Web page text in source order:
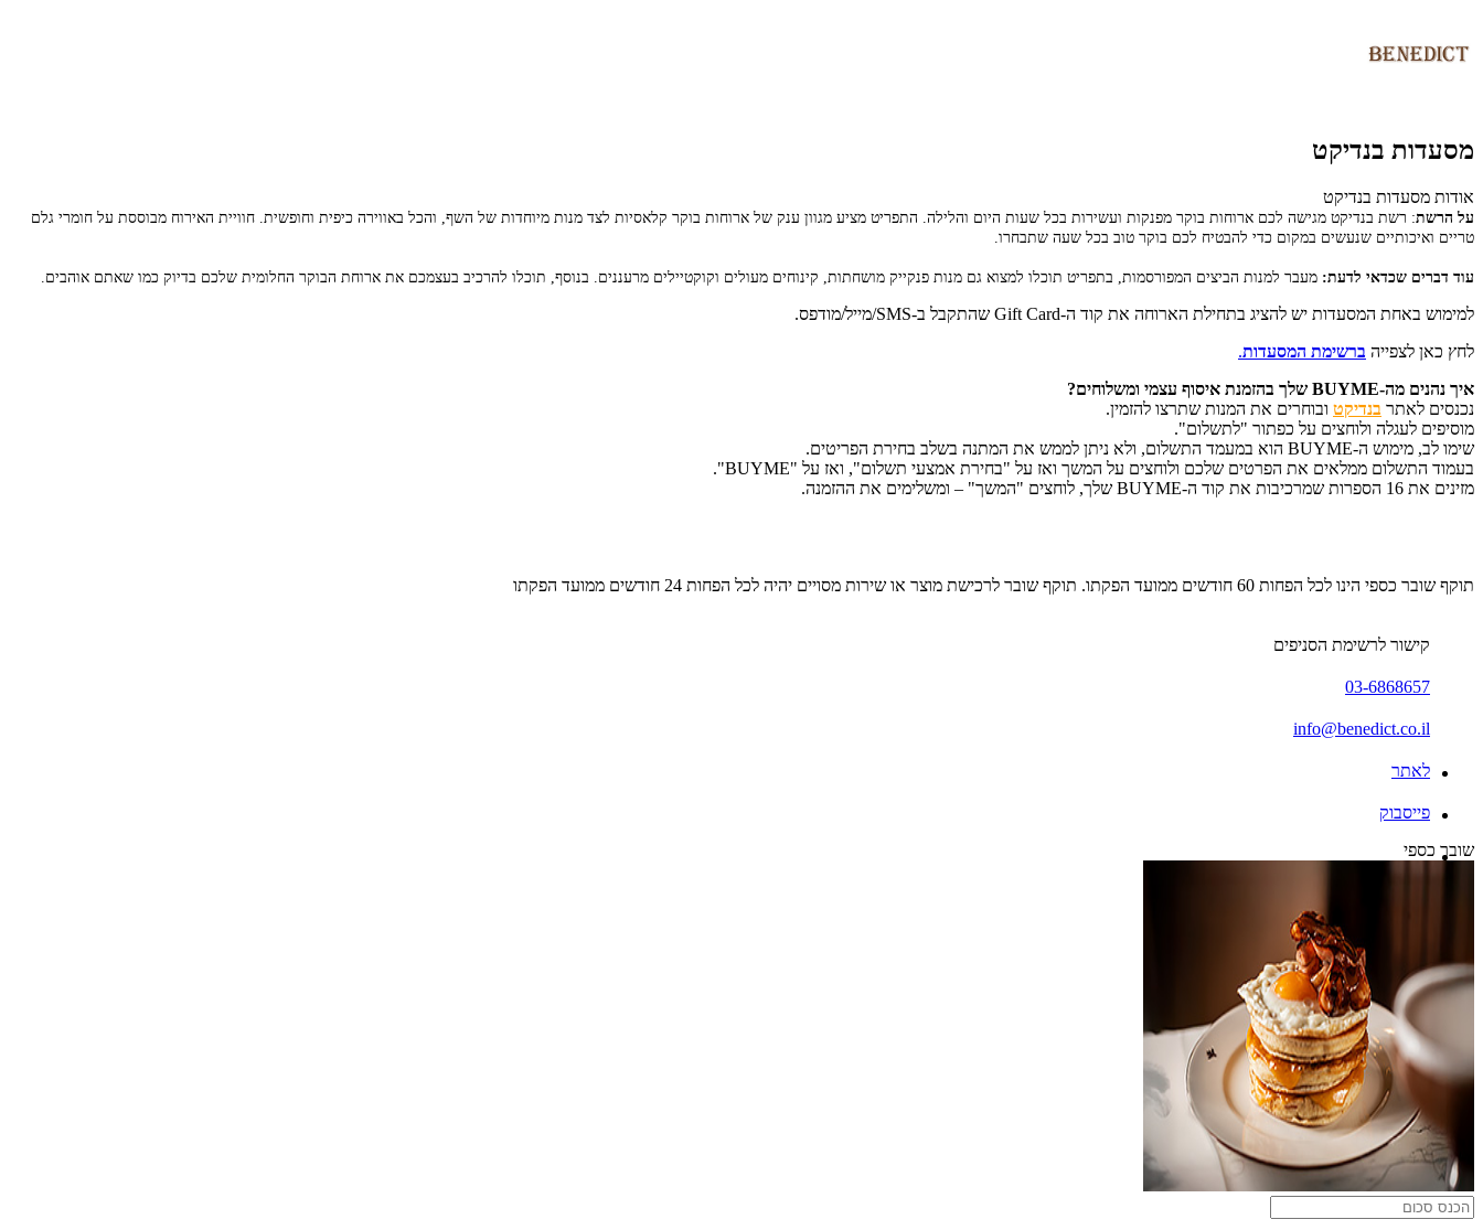
מסעדות בנדיקט
אודות מסעדות בנדיקט
על הרשת: רשת בנדיקט מגישה לכם ארוחות בוקר מפנקות ועשירות בכל שעות היום והלילה. התפריט מציע מגוון ענק של ארוחות בוקר קלאסיות לצד מנות מיוחדות של השף, והכל באווירה כיפית וחופשית. חוויית האירוח מבוססת על חומרי גלם
טריים ואיכותיים שנעשים במקום כדי להבטיח לכם בוקר טוב בכל שעה שתבחרו.
עוד דברים שכדאי לדעת: מעבר למנות הביצים המפורסמות, בתפריט תוכלו למצוא גם מנות פנקייק מושחתות, קינוחים מעולים וקוקטיילים מרעננים. בנוסף, תוכלו להרכיב בעצמכם את ארוחת הבוקר החלומית שלכם בדיוק כמו שאתם אוהבים.
למימוש באחת המסעדות יש להציג בתחילת הארוחה את קוד ה-Gift Card שהתקבל ב-SMS/מייל/מודפס.
לחץ כאן לצפייה ברשימת המסעדות.
איך נהנים מה-BUYME שלך בהזמנת איסוף עצמי ומשלוחים?
נכנסים לאתר בנדיקט ובוחרים את המנות שתרצו להזמין.
מוסיפים לעגלה ולוחצים על כפתור "לתשלום".
שימו לב, מימוש ה-BUYME הוא במעמד התשלום, ולא ניתן לממש את המתנה בשלב בחירת הפריטים.
בעמוד התשלום ממלאים את הפרטים שלכם ולוחצים על המשך ואז על "בחירת אמצעי תשלום", ואז על "BUYME".
מזינים את 16 הספרות שמרכיבות את קוד ה-BUYME שלך, לוחצים "המשך" – ומשלימים את ההזמנה.
תוקף שובר כספי הינו לכל הפחות 60 חודשים ממועד הפקתו. תוקף שובר לרכישת מוצר או שירות מסויים יהיה לכל הפחות 24 חודשים ממועד הפקתו
קישור לרשימת הסניפים
03-6868657
info@benedict.co.il
לאתר
פייסבוק
שובר כספי